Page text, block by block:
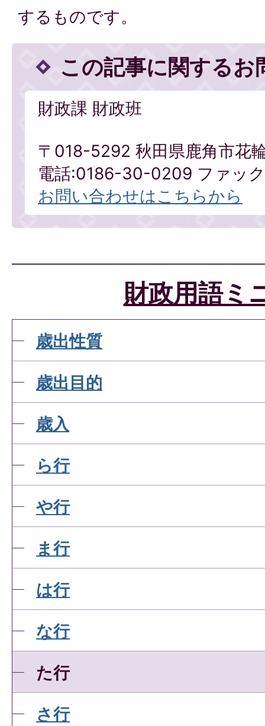
するものです。
この記事に関するお
財政課 財政班
〒018-5292 秋田県鹿角市花
電話:0186-30-0209 ファッ
お問い合わせはこちらから
財政用語ミ
歳出性質
歳出目的
歳入
ら行
や行
ま行
は行
な行
た行
さ行